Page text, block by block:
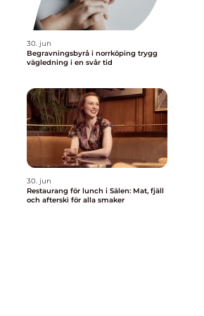
30. jun
Begravningsbyrå i norrköping trygg
vägledning i en svår tid
30. jun
Restaurang för lunch i Sälen: Mat, fjäll
och afterski för alla smaker